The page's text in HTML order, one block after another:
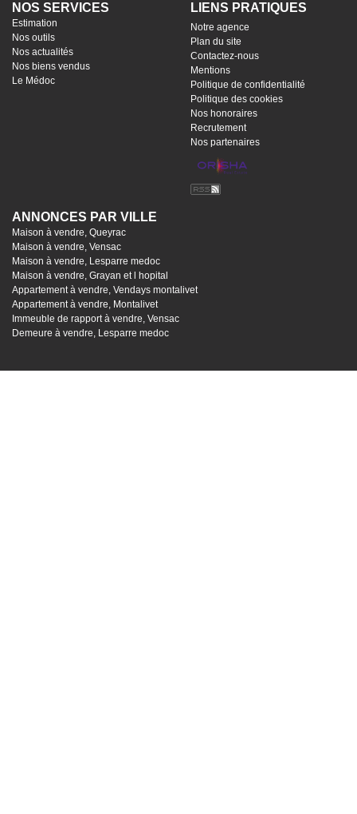
NOS SERVICES
Estimation
Nos outils
Nos actualités
Nos biens vendus
Le Médoc
LIENS PRATIQUES
Notre agence
Plan du site
Contactez-nous
Mentions
Politique de confidentialité
Politique des cookies
Nos honoraires
Recrutement
Nos partenaires
ANNONCES PAR VILLE
Maison à vendre, Queyrac
Maison à vendre, Vensac
Maison à vendre, Lesparre medoc
Maison à vendre, Grayan et l hopital
Appartement à vendre, Vendays montalivet
Appartement à vendre, Montalivet
Immeuble de rapport à vendre, Vensac
Demeure à vendre, Lesparre medoc